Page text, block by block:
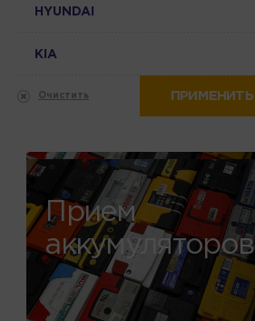
HYUNDAI
KIA
Очистить ПРИМЕНИТЬ
Прием
аккумуляторов